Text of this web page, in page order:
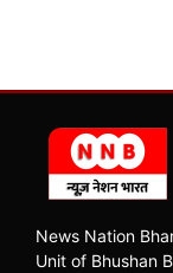
News Nation
Unit of Bhushan